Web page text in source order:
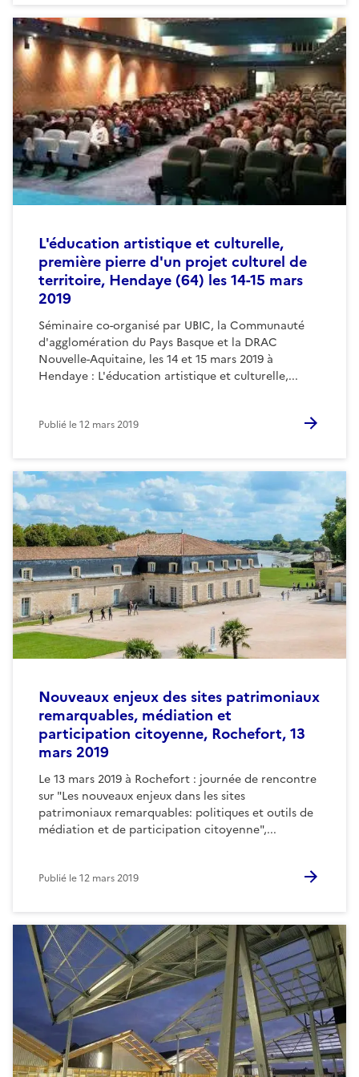
L'éducation artistique et culturelle,
première pierre d'un projet culturel de
territoire, Hendaye (64) les 14-15 mars
2019
Séminaire co-organisé par UBIC, la Communauté
d'agglomération du Pays Basque et la DRAC
Nouvelle-Aquitaine, les 14 et 15 mars 2019 à
Hendaye : L'éducation artistique et culturelle,...
Publié le12 mars 2019
Nouveaux enjeux des sites patrimoniaux
remarquables, médiation et
participation citoyenne, Rochefort, 13
mars 2019
Le 13 mars 2019 à Rochefort : journée de rencontre
sur "Les nouveaux enjeux dans les sites
patrimoniaux remarquables: politiques et outils de
médiation et de participation citoyenne",...
Publié le12 mars 2019